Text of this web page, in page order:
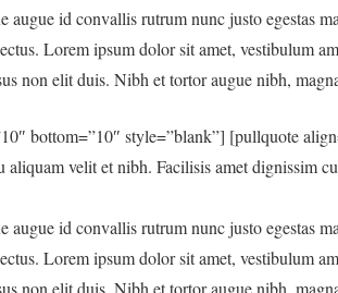
augue id convallis rutrum nunc justo egestas
Lorem ipsum dolor sit amet, vestibulum
non elit duis. Nibh et tortor augue nibh,
bottom=”10″ style=”blank”] [pullquote
aliquam velit et nibh. Facilisis amet dignissim
augue id convallis rutrum nunc justo egestas
Lorem ipsum dolor sit amet, vestibulum
non elit duis. Nibh et tortor augue nibh,